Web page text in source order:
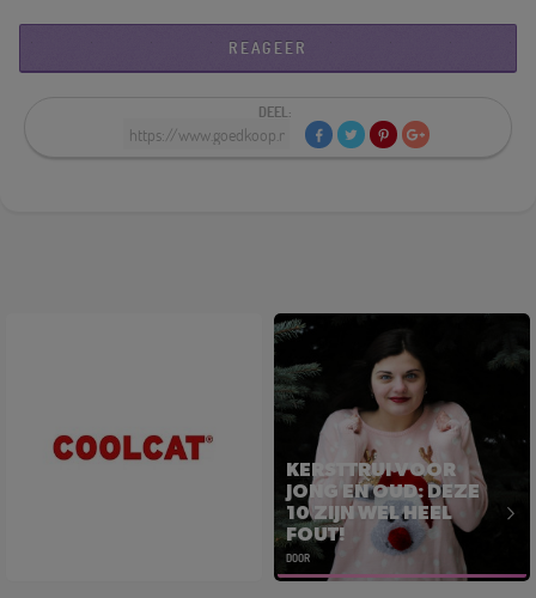
REAGEER
DEEL:
KERSTTRUI VOOR
JONG EN OUD: DEZE
10 ZIJN WEL HEEL
FOUT!
DOOR